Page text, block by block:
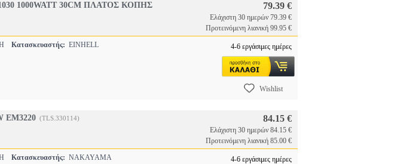
1000WATT 30CM ΠΛΑΤΟΣ ΚΟΠΗΣ
79.39 €
Ελάχιστη 30 ημερών 79.39 €
Προτεινόμενη λιανική 99.95 €
Κατασκευαστής: EINHELL 4-6 εργάσιμες ημέρες
Wishlist
(TLS.330114) 84.15 €
Ελάχιστη 30 ημερών 84.15 €
Προτεινόμενη λιανική 85.00 €
Κατασκευαστής: NAKAYAMA 4-6 εργάσιμες ημέρες